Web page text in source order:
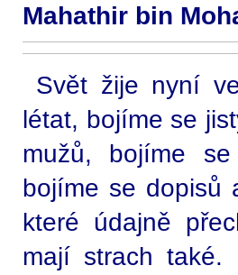
Mahathir bin
Svět žije nyní
létat, bojíme se
mužů, bojíme
bojíme se dopisů
které údajně
mají strach